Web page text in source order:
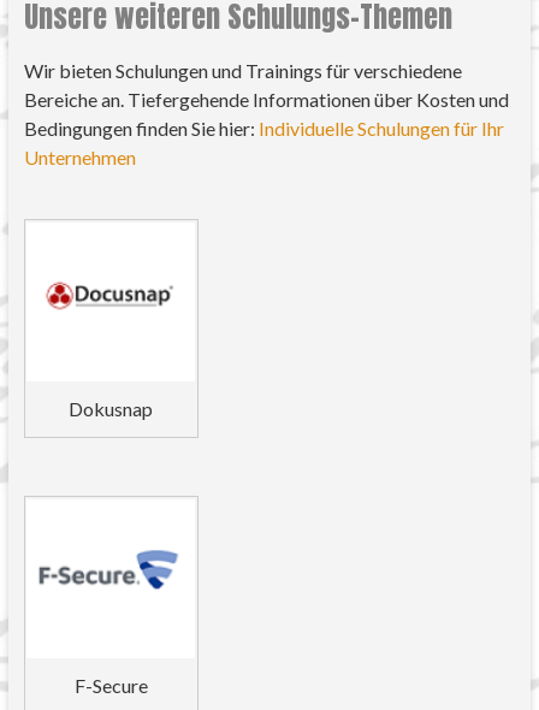
Unsere weiteren Schulungs-Themen
Wir bieten Schulungen und Trainings für verschiedene
Bereiche an. Tiefergehende Informationen über Kosten und
Bedingungen finden Sie hier: Individuelle Schulungen für Ihr
Unternehmen
Dokusnap
F-Secure